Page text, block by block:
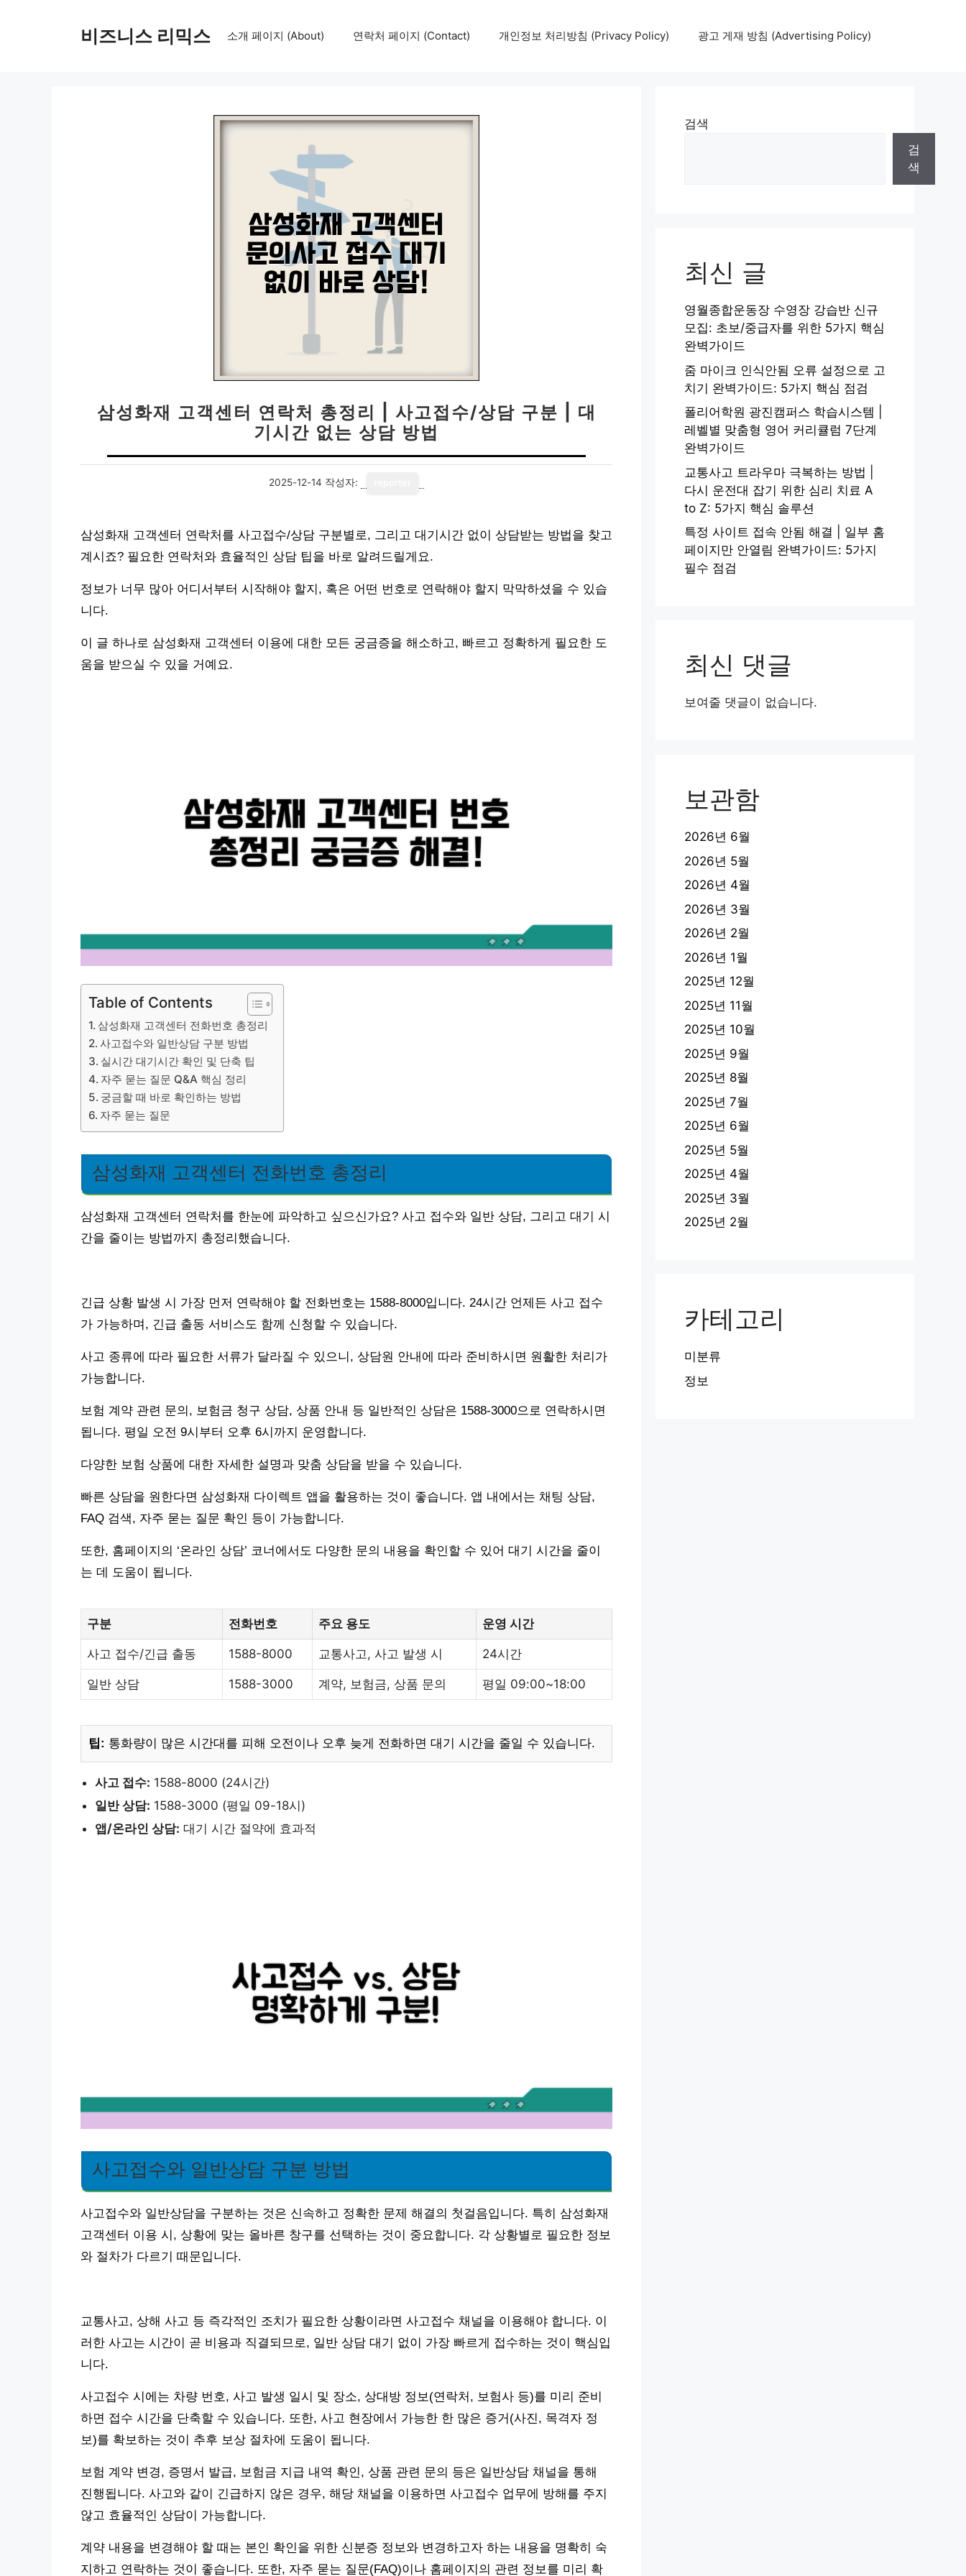
비즈니스 리믹스 소개 페이지 (About) 연락처 페이지 (Contact) 개인정보 처리방침 (Privacy Policy) 광고 게재 방침 (Advertising Policy)
삼성화재 고객센터 연락처 총정리 | 사고접수/상담 구분 | 대
기시간 없는 상담 방법
2025-12-14 작성자:
삼성화재 고객센터 연락처를 사고접수/상담 구분별로, 그리고 대기시간 없이 상담받는 방법을 찾고
계시죠? 필요한 연락처와 효율적인 상담 팁을 바로 알려드릴게요.
정보가 너무 많아 어디서부터 시작해야 할지, 혹은 어떤 번호로 연락해야 할지 막막하셨을 수 있습
니다.
이 글 하나로 삼성화재 고객센터 이용에 대한 모든 궁금증을 해소하고, 빠르고 정확하게 필요한 도
움을 받으실 수 있을 거예요.
Table of Contents
삼성화재 고객센터 전화번호 총정리
사고접수와 일반상담 구분 방법
실시간 대기시간 확인 및 단축 팁
자주 묻는 질문 Q&A 핵심 정리
궁금할 때 바로 확인하는 방법
자주 묻는 질문
삼성화재 고객센터 전화번호 총정리
삼성화재 고객센터 연락처를 한눈에 파악하고 싶으신가요? 사고 접수와 일반 상담, 그리고 대기 시
간을 줄이는 방법까지 총정리했습니다.
긴급 상황 발생 시 가장 먼저 연락해야 할 전화번호는 1588-8000입니다. 24시간 언제든 사고 접수
가 가능하며, 긴급 출동 서비스도 함께 신청할 수 있습니다.
사고 종류에 따라 필요한 서류가 달라질 수 있으니, 상담원 안내에 따라 준비하시면 원활한 처리가
가능합니다.
보험 계약 관련 문의, 보험금 청구 상담, 상품 안내 등 일반적인 상담은 1588-3000으로 연락하시면
됩니다. 평일 오전 9시부터 오후 6시까지 운영합니다.
다양한 보험 상품에 대한 자세한 설명과 맞춤 상담을 받을 수 있습니다.
빠른 상담을 원한다면 삼성화재 다이렉트 앱을 활용하는 것이 좋습니다. 앱 내에서는 채팅 상담,
FAQ 검색, 자주 묻는 질문 확인 등이 가능합니다.
또한, 홈페이지의 ‘온라인 상담’ 코너에서도 다양한 문의 내용을 확인할 수 있어 대기 시간을 줄이
는 데 도움이 됩니다.
구분 전화번호 주요 용도 운영 시간
사고 접수/긴급 출동 1588-8000 교통사고, 사고 발생 시 24시간
일반 상담 1588-3000 계약, 보험금, 상품 문의 평일 09:00~18:00
팁: 통화량이 많은 시간대를 피해 오전이나 오후 늦게 전화하면 대기 시간을 줄일 수 있습니다.
사고 접수: 1588-8000 (24시간)
일반 상담: 1588-3000 (평일 09-18시)
앱/온라인 상담: 대기 시간 절약에 효과적
사고접수와 일반상담 구분 방법
사고접수와 일반상담을 구분하는 것은 신속하고 정확한 문제 해결의 첫걸음입니다. 특히 삼성화재
고객센터 이용 시, 상황에 맞는 올바른 창구를 선택하는 것이 중요합니다. 각 상황별로 필요한 정보
와 절차가 다르기 때문입니다.
교통사고, 상해 사고 등 즉각적인 조치가 필요한 상황이라면 사고접수 채널을 이용해야 합니다. 이
러한 사고는 시간이 곧 비용과 직결되므로, 일반 상담 대기 없이 가장 빠르게 접수하는 것이 핵심입
니다.
사고접수 시에는 차량 번호, 사고 발생 일시 및 장소, 상대방 정보(연락처, 보험사 등)를 미리 준비
하면 접수 시간을 단축할 수 있습니다. 또한, 사고 현장에서 가능한 한 많은 증거(사진, 목격자 정
보)를 확보하는 것이 추후 보상 절차에 도움이 됩니다.
보험 계약 변경, 증명서 발급, 보험금 지급 내역 확인, 상품 관련 문의 등은 일반상담 채널을 통해
진행됩니다. 사고와 같이 긴급하지 않은 경우, 해당 채널을 이용하면 사고접수 업무에 방해를 주지
않고 효율적인 상담이 가능합니다.
계약 내용을 변경해야 할 때는 본인 확인을 위한 신분증 정보와 변경하고자 하는 내용을 명확히 숙
지하고 연락하는 것이 좋습니다. 또한, 자주 묻는 질문(FAQ)이나 홈페이지의 관련 정보를 미리 확
검색
검
색
최신 글
영월종합운동장 수영장 강습반 신규
모집: 초보/중급자를 위한 5가지 핵심
완벽가이드
줌 마이크 인식안됨 오류 설정으로 고
치기 완벽가이드: 5가지 핵심 점검
폴리어학원 광진캠퍼스 학습시스템 |
레벨별 맞춤형 영어 커리큘럼 7단계
완벽가이드
교통사고 트라우마 극복하는 방법 |
다시 운전대 잡기 위한 심리 치료 A
to Z: 5가지 핵심 솔루션
특정 사이트 접속 안됨 해결 | 일부 홈
페이지만 안열림 완벽가이드: 5가지
필수 점검
최신 댓글
보여줄 댓글이 없습니다.
보관함
2026년 6월
2026년 5월
2026년 4월
2026년 3월
2026년 2월
2026년 1월
2025년 12월
2025년 11월
2025년 10월
2025년 9월
2025년 8월
2025년 7월
2025년 6월
2025년 5월
2025년 4월
2025년 3월
2025년 2월
카테고리
미분류
정보